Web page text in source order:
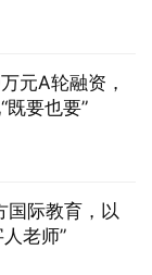
元A轮融资，
既要也要”
国际教育，以
老师”